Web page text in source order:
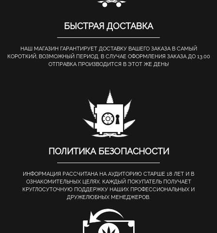
БЫСТРАЯ ДОСТАВКА
НАШ МАГАЗИН ГАРАНТИРУЕТ ДОСТАВКУ ВАШЕГО ЗАКАЗА В САМЫЙ
КОРОТКИЙ, ВОЗМОЖНЫЙ ПЕРИОД. В СЛУЧАЕ ОФОРМЛЕНИЯ ЗАКАЗА ДО 13.00
ОТПРАВКА ПРОИЗВОДИТСЯ В ЭТОТ ЖЕ ДЕНЬ!
ПОЛИТИКА БЕЗОПАСНОСТИ
ИНФОРМАЦИЯ РАССЧИТАНА НА АУДИТОРИЮ СТАРШЕ 18 ЛЕТ И В
ОЗНАКОМИТЕЛЬНЫХ ЦЕЛЯХ. КАЖДЫЙ ПОКУПАТЕЛЬ ПОЛУЧАЕТ
КРУГЛОСУТОЧНУЮ ПОДДЕРЖКУ НАШИХ ПРОФЕССИОНАЛЬНЫХ И
ДРУЖЕЛЮБНЫХ МЕНЕДЖЕРОВ.